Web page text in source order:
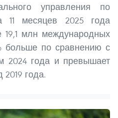
управления по
11 месяцев 2025 года
млн международных
больше по сравнению с
2024 года и превышает
года.